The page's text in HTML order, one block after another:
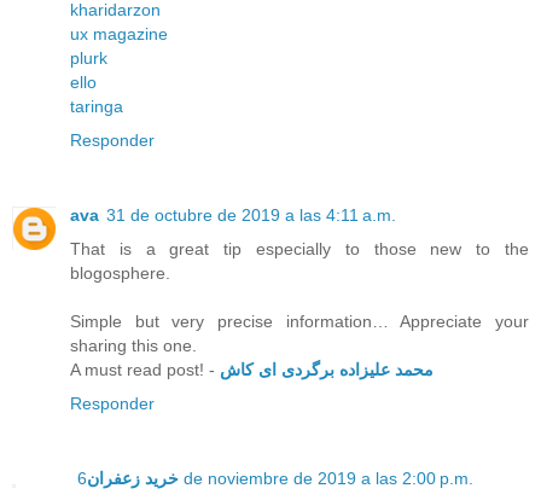
kharidarzon
ux magazine
plurk
ello
taringa
Responder
ava 31 de octubre de 2019 a las 4:11 a.m.
That is a great tip especially to those new to the
blogosphere.
Simple but very precise information… Appreciate your
sharing this one.
A must read post! - محمد علیزاده برگردی ای کاش
Responder
خرید زعفران 6 de noviembre de 2019 a las 2:00 p.m.